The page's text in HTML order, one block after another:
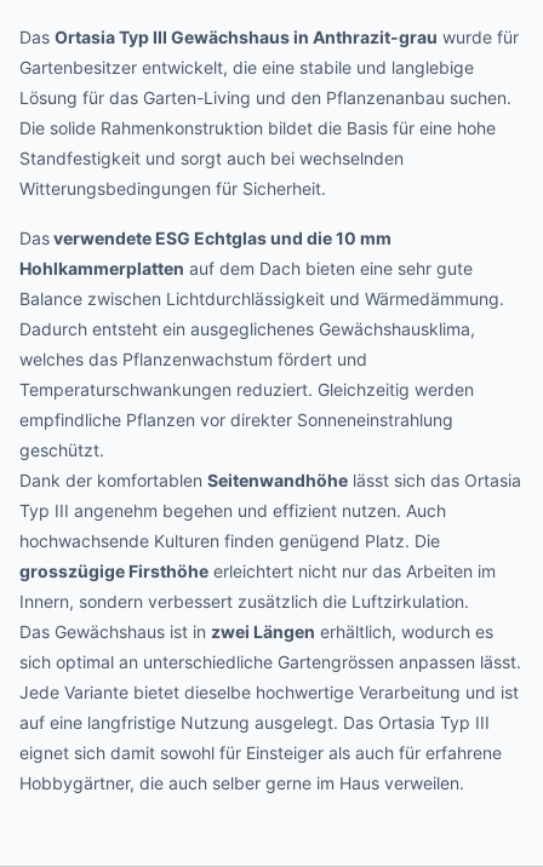
Das Ortasia Typ III Gewächshaus in Anthrazit-grau wurde für
Gartenbesitzer entwickelt, die eine stabile und langlebige
Lösung für das Garten-Living und den Pflanzenanbau suchen.
Die solide Rahmenkonstruktion bildet die Basis für eine hohe
Standfestigkeit und sorgt auch bei wechselnden
Witterungsbedingungen für Sicherheit.
Dasverwendete ESG Echtglas und die 10 mm
Hohlkammerplatten auf dem Dach bieten eine sehr gute
Balance zwischen Lichtdurchlässigkeit und Wärmedämmung.
Dadurch entsteht ein ausgeglichenes Gewächshausklima,
welches das Pflanzenwachstum fördert und
Temperaturschwankungen reduziert. Gleichzeitig werden
empfindliche Pflanzen vor direkter Sonneneinstrahlung
geschützt.
Dank der komfortablen Seitenwandhöhe lässt sich das Ortasia
Typ III angenehm begehen und effizient nutzen. Auch
hochwachsende Kulturen finden genügend Platz. Die
grosszügige Firsthöhe erleichtert nicht nur das Arbeiten im
Innern, sondern verbessert zusätzlich die Luftzirkulation.
Das Gewächshaus ist in zwei Längen erhältlich, wodurch es
sich optimal an unterschiedliche Gartengrössen anpassen lässt.
Jede Variante bietet dieselbe hochwertige Verarbeitung und ist
auf eine langfristige Nutzung ausgelegt. Das Ortasia Typ III
eignet sich damit sowohl für Einsteiger als auch für erfahrene
Hobbygärtner, die auch selber gerne im Haus verweilen.